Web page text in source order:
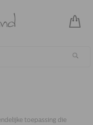
toepassing die